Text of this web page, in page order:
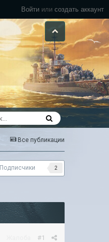
Войти или создать аккаунт
Все публикации
Подписчики 2
#1